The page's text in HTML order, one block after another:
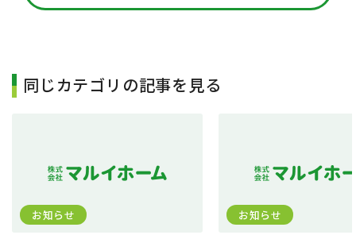
同じカテゴリの記事を見る
お知らせ お知らせ